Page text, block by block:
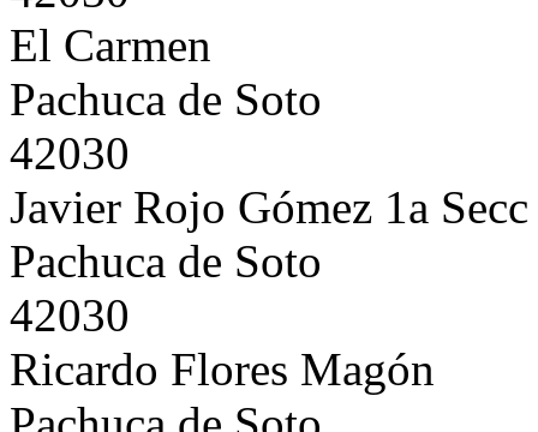
El Carmen
Pachuca de Soto
42030
Javier Rojo Gómez 1a Secc
Pachuca de Soto
42030
Ricardo Flores Magón